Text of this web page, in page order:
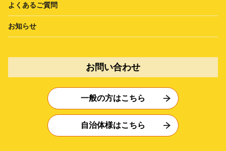
よくあるご質問
お知らせ
お問い合わせ
一般の方はこちら
自治体様はこちら